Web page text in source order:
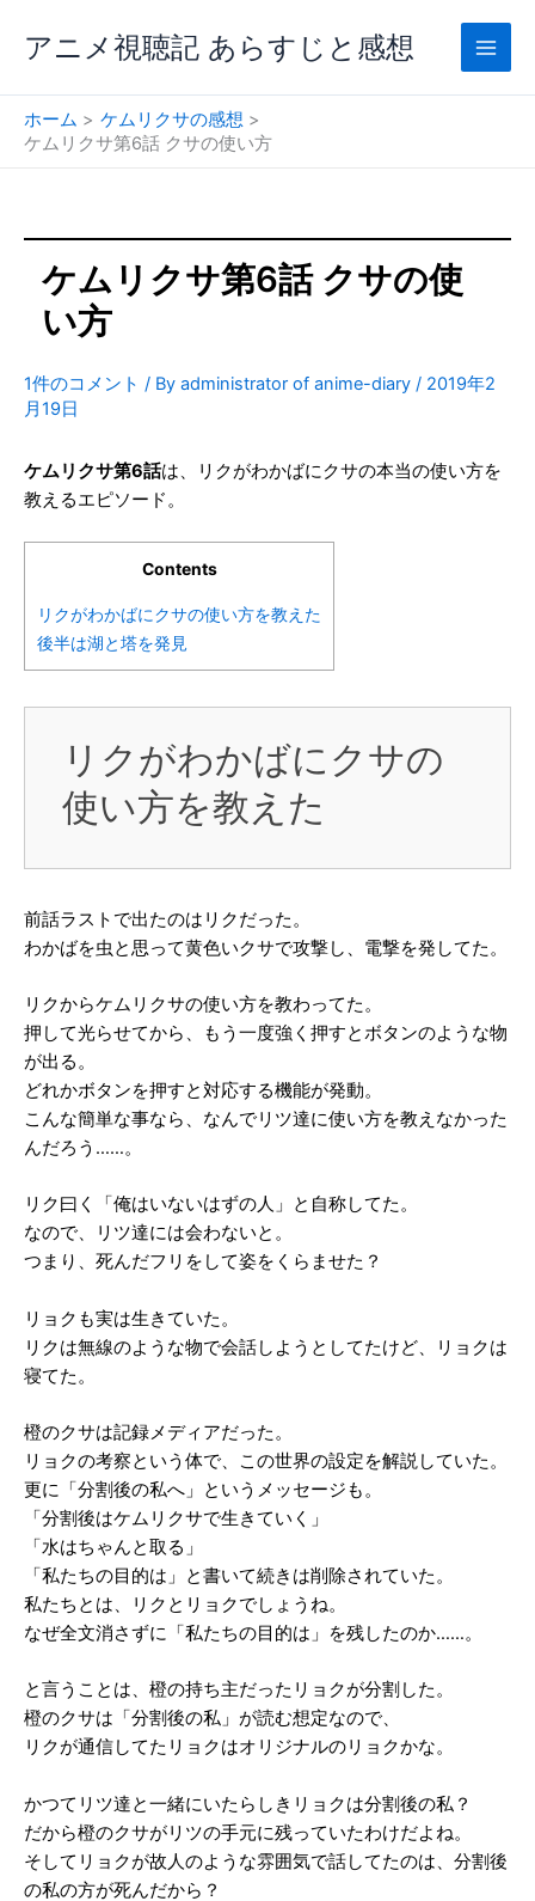
ス
アニメ視聴記 あらすじと感想
ホーム
ケムリクサの感想
ケムリクサ第6話 クサの使い方
ケムリクサ第6話 クサの使
い方
1件のコメント / By administrator of anime-diary / 2019年2
月19日
ケムリクサ第6話は、リクがわかばにクサの本当の使い方を
教えるエピソード。
Contents
リクがわかばにクサの使い方を教えた
後半は湖と塔を発見
リクがわかばにクサの
使い方を教えた
前話ラストで出たのはリクだった。
わかばを虫と思って黄色いクサで攻撃し、電撃を発してた。
リクからケムリクサの使い方を教わってた。
押して光らせてから、もう一度強く押すとボタンのような物
が出る。
どれかボタンを押すと対応する機能が発動。
こんな簡単な事なら、なんでリツ達に使い方を教えなかった
んだろう……。
リク曰く「俺はいないはずの人」と自称してた。
なので、リツ達には会わないと。
つまり、死んだフリをして姿をくらませた？
リョクも実は生きていた。
リクは無線のような物で会話しようとしてたけど、リョクは
寝てた。
橙のクサは記録メディアだった。
リョクの考察という体で、この世界の設定を解説していた。
更に「分割後の私へ」というメッセージも。
「分割後はケムリクサで生きていく」
「水はちゃんと取る」
「私たちの目的は」と書いて続きは削除されていた。
私たちとは、リクとリョクでしょうね。
なぜ全文消さずに「私たちの目的は」を残したのか……。
と言うことは、橙の持ち主だったリョクが分割した。
橙のクサは「分割後の私」が読む想定なので、
リクが通信してたリョクはオリジナルのリョクかな。
かつてリツ達と一緒にいたらしきリョクは分割後の私？
だから橙のクサがリツの手元に残っていたわけだよね。
そしてリョクが故人のような雰囲気で話してたのは、分割後
の私の方が死んだから？